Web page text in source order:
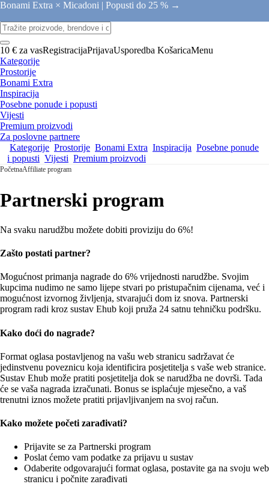
Bonami Extra × Micadoni | Popusti do 25 % →
10 € za vasRegistracijaPrijavaUsporedba KošaricaMenu
Kategorije
Prostorije
Bonami Extra
Inspiracija
Posebne ponude i popusti
Vijesti
Premium proizvodi
Za poslovne partnere
Kategorije Prostorije Bonami Extra Inspiracija Posebne ponude
i popusti Vijesti Premium proizvodi
PočetnaAffiliate program
Partnerski program
Na svaku narudžbu možete dobiti proviziju do 6%!
Zašto postati partner?
Mogućnost primanja nagrade do 6% vrijednosti narudžbe. Svojim
kupcima nudimo ne samo lijepe stvari po pristupačnim cijenama, već i
mogućnost izvornog življenja, stvarajući dom iz snova. Partnerski
program radi kroz sustav Ehub koji pruža 24 satnu tehničku podršku.
Kako doći do nagrade?
Format oglasa postavljenog na vašu web stranicu sadržavat će
jedinstvenu poveznicu koja identificira posjetitelja s vaše web stranice.
Sustav Ehub može pratiti posjetitelja dok se narudžba ne dovrši. Tada
će se vaša nagrada izračunati. Bonus se isplaćuje mjesečno, a vaš
trenutni iznos možete pratiti prijavljivanjem na svoj račun.
Kako možete početi zarađivati?
Prijavite se za Partnerski program
Poslat ćemo vam podatke za prijavu u sustav
Odaberite odgovarajući format oglasa, postavite ga na svoju web
stranicu i počnite zarađivati